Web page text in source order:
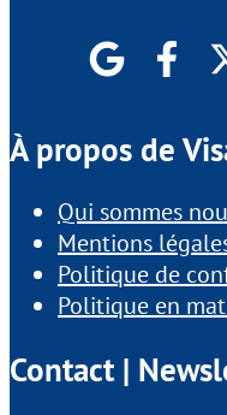
À propos de
Qui sommes
Mentions
Politique de
Politique en
Contact |